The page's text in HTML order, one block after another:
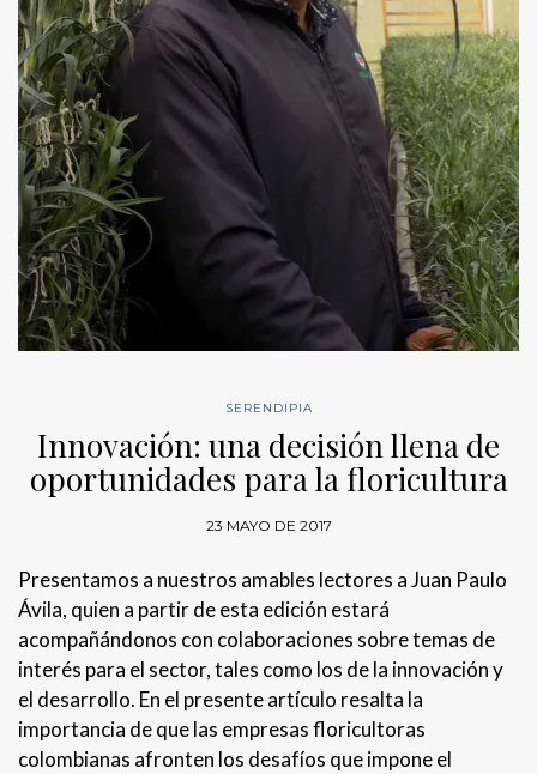
SERENDIPIA
Innovación: una decisión llena de
oportunidades para la floricultura
23 MAYO DE 2017
Presentamos a nuestros amables lectores a Juan Paulo
Ávila, quien a partir de esta edición estará
acompañándonos con colaboraciones sobre temas de
interés para el sector, tales como los de la innovación y
el desarrollo. En el presente artículo resalta la
importancia de que las empresas floricultoras
colombianas afronten los desafíos que impone el